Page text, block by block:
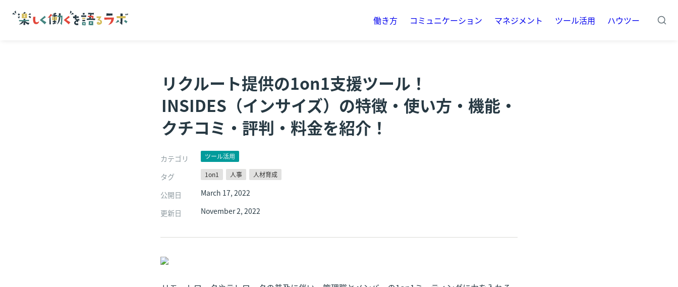
働き方 コミュニケーション マネジメント ツール活用 ハウツー
リクルート提供の1on1支援ツール！
INSIDES（インサイズ）の特徴・使い方・機能・
クチコミ・評判・料金を紹介！
カテゴリ ツール活用
タグ 1on1 人事 人材育成
公開日
March 17, 2022
更新日
November 2, 2022